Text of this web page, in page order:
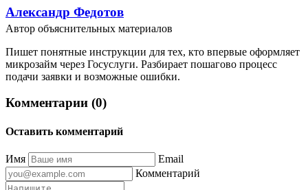
Александр Федотов
Автор объяснительных материалов
Пишет понятные инструкции для тех, кто впервые оформляет
микрозайм через Госуслуги. Разбирает пошагово процесс
подачи заявки и возможные ошибки.
Комментарии (0)
Оставить комментарий
Имя
Email
Комментарий